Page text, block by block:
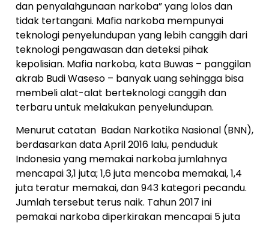
dan penyalahgunaan narkoba” yang lolos dan
tidak tertangani. Mafia narkoba mempunyai
teknologi penyelundupan yang lebih canggih dari
teknologi pengawasan dan deteksi pihak
kepolisian. Mafia narkoba, kata Buwas – panggilan
akrab Budi Waseso – banyak uang sehingga bisa
membeli alat-alat berteknologi canggih dan
terbaru untuk melakukan penyelundupan.
Menurut catatan Badan Narkotika Nasional (BNN),
berdasarkan data April 2016 lalu, penduduk
Indonesia yang memakai narkoba jumlahnya
mencapai 3,1 juta; 1,6 juta mencoba memakai, 1,4
juta teratur memakai, dan 943 kategori pecandu.
Jumlah tersebut terus naik. Tahun 2017 ini
pemakai narkoba diperkirakan mencapai 5 juta